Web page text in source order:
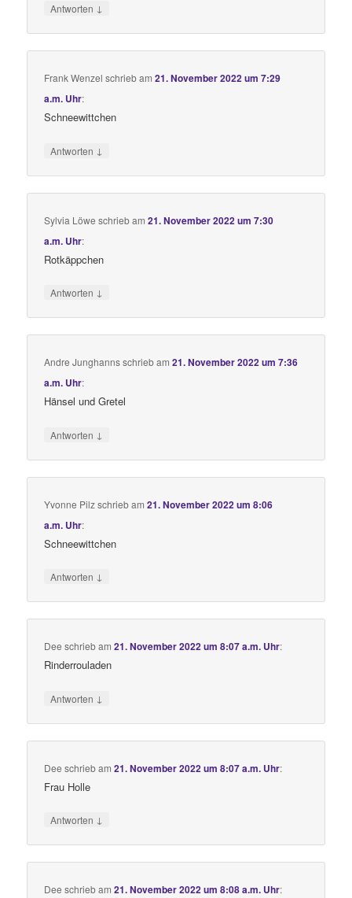
Antworten ↓
Frank Wenzel schriebam21. November 2022 um 7:29
a.m. Uhr:
Schneewittchen
Antworten ↓
Sylvia Löwe schriebam21. November 2022 um 7:30
a.m. Uhr:
Rotkäppchen
Antworten ↓
Andre Junghannsschriebam21. November 2022 um 7:36
a.m. Uhr:
Hänsel und Gretel
Antworten ↓
Yvonne Pilzschriebam21. November 2022 um 8:06
a.m. Uhr:
Schneewittchen
Antworten ↓
Dee schriebam21. November 2022 um 8:07 a.m. Uhr:
Rinderrouladen
Antworten ↓
Dee schriebam21. November 2022 um 8:07 a.m. Uhr:
Frau Holle
Antworten ↓
Dee schriebam21. November 2022 um 8:08 a.m. Uhr: